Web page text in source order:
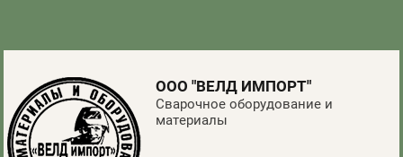
ООО "ВЕЛД ИМПОРТ"
Сварочное оборудование и
материалы